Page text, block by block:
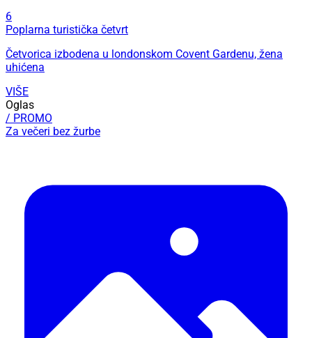
6
Poplarna turistička četvrt
Četvorica izbodena u londonskom Covent Gardenu, žena
uhićena
VIŠE
Oglas
/ PROMO
Za večeri bez žurbe